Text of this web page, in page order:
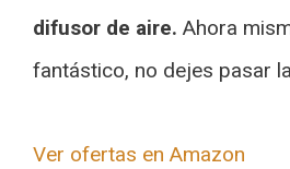
difusor de aire. Ahora
fantástico, no dejes pasar
Ver ofertas en Amazon